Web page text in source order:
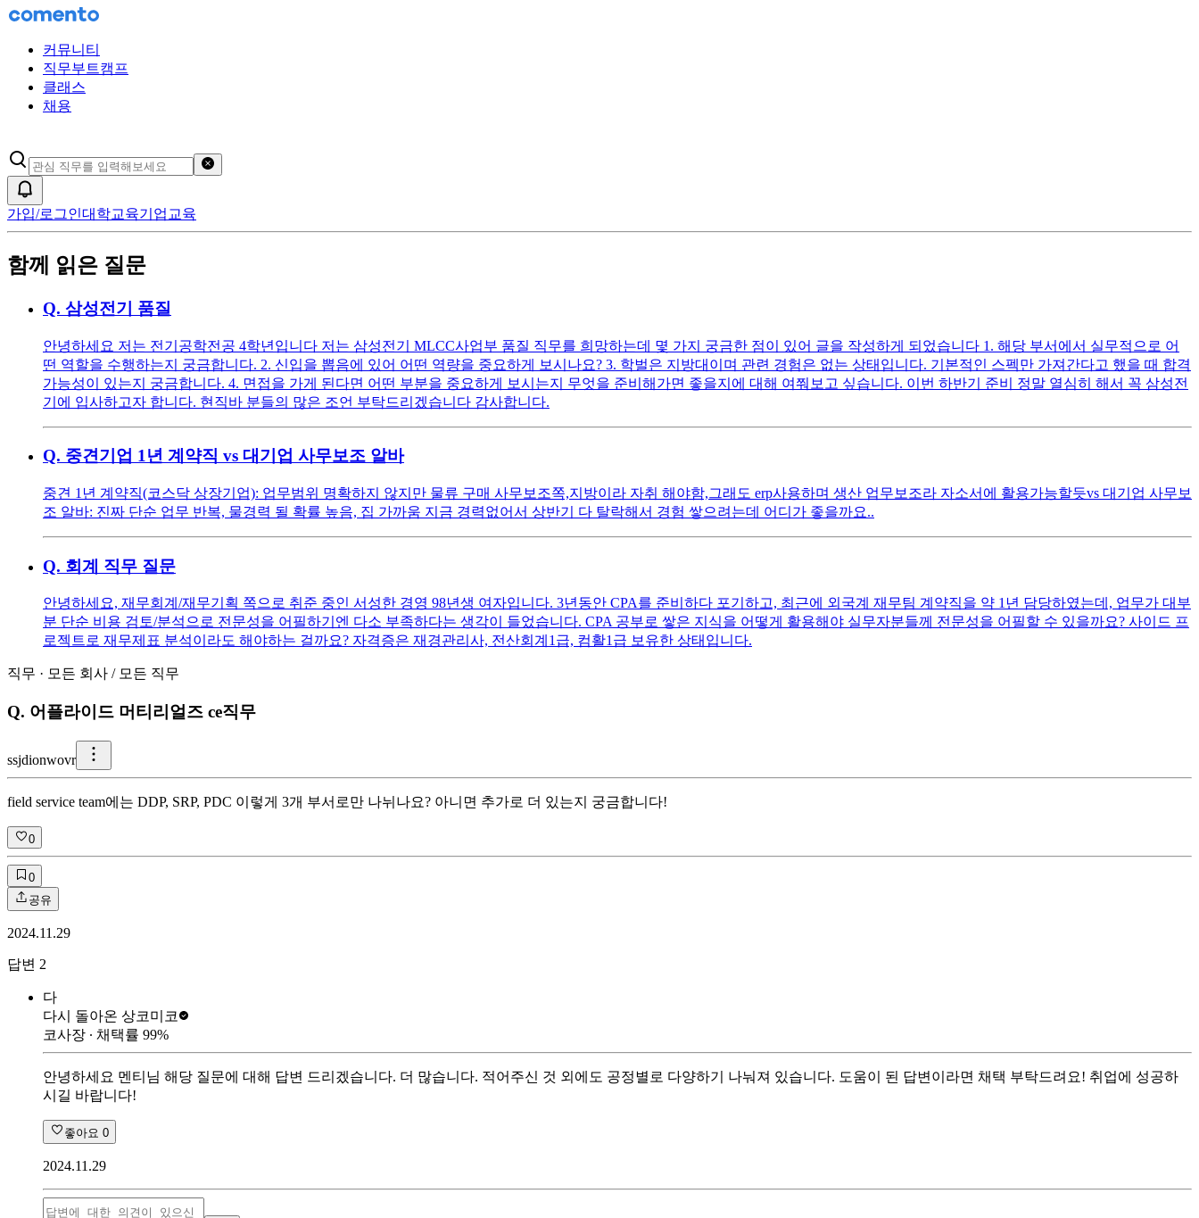
커뮤니티
직무부트캠프
클래스
채용
가입/로그인대학교육기업교육
함께 읽은 질문
Q. 삼성전기 품질
안녕하세요 저는 전기공학전공 4학년입니다 저는 삼성전기 MLCC사업부 품질 직무를 희망하는데 몇 가지 궁금한 점이 있어 글을 작성하게 되었습니다 1. 해당 부서에서 실무적으로 어
떤 역할을 수행하는지 궁금합니다. 2. 신입을 뽑음에 있어 어떤 역량을 중요하게 보시나요? 3. 학벌은 지방대이며 관련 경험은 없는 상태입니다. 기본적인 스펙만 가져간다고 했을 때 합격
가능성이 있는지 궁금합니다. 4. 면접을 가게 된다면 어떤 부분을 중요하게 보시는지 무엇을 준비해가면 좋을지에 대해 여쭤보고 싶습니다. 이번 하반기 준비 정말 열심히 해서 꼭 삼성전
기에 입사하고자 합니다. 현직바 분들의 많은 조언 부탁드리겠습니다 감사합니다.
Q. 중견기업 1년 계약직 vs 대기업 사무보조 알바
중견 1년 계약직(코스닥 상장기업): 업무범위 명확하지 않지만 물류 구매 사무보조쪽,지방이라 자취 해야함,그래도 erp사용하며 생산 업무보조라 자소서에 활용가능할듯vs 대기업 사무보
조 알바: 진짜 단순 업무 반복, 물경력 될 확률 높음, 집 가까움 지금 경력없어서 상반기 다 탈락해서 경험 쌓으려는데 어디가 좋을까요..
Q. 회계 직무 질문
안녕하세요, 재무회계/재무기획 쪽으로 취준 중인 서성한 경영 98년생 여자입니다. 3년동안 CPA를 준비하다 포기하고, 최근에 외국계 재무팀 계약직을 약 1년 담당하였는데, 업무가 대부
분 단순 비용 검토/분석으로 전문성을 어필하기엔 다소 부족하다는 생각이 들었습니다. CPA 공부로 쌓은 지식을 어떻게 활용해야 실무자분들께 전문성을 어필할 수 있을까요? 사이드 프
로젝트로 재무제표 분석이라도 해야하는 걸까요? 자격증은 재경관리사, 전산회계1급, 컴활1급 보유한 상태입니다.
직무 · 모든 회사 / 모든 직무
Q. 어플라이드 머티리얼즈 ce직무
ssjdionwovr
field service team에는 DDP, SRP, PDC 이렇게 3개 부서로만 나뉘나요? 아니면 추가로 더 있는지 궁금합니다!
0
0
공유
2024.11.29
답변 2
다
다시 돌아온 상코미코
코사장 ∙ 채택률 99%
안녕하세요 멘티님 해당 질문에 대해 답변 드리겠습니다. 더 많습니다. 적어주신 것 외에도 공정별로 다양하기 나눠져 있습니다. 도움이 된 답변이라면 채택 부탁드려요! 취업에 성공하
시길 바랍니다!
좋아요 0
2024.11.29